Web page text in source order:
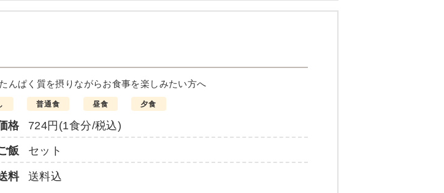
ございます。 ごはんセットでの栄養価です。
んぱく質を摂りながらお食事を楽しみたい方へ
普通食 昼食 夕食
格 724円(1食分/税込)
飯 セット
料 送料込